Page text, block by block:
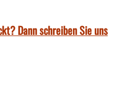
Dann schreiben Sie uns